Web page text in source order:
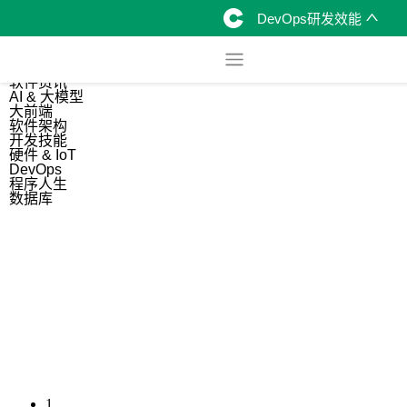
DevOps研发效能
软件资讯
AI & 大模型
大前端
软件架构
开发技能
硬件 & IoT
DevOps
程序人生
数据库
1